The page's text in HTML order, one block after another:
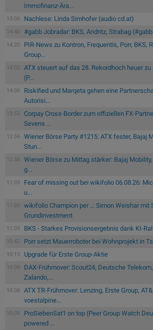
Immofinanz-Ära...
15:00 Nachlese: Linda Simhofer (audio cd.at)
14:40 #gabb Jobradar: BKS, Andritz, Strabag
14:20
PIR-News zu Kontron, Frequentis, Porr, BKS,
Group...
14:02
ATX steuert auf das 28. Rekordhoch heuer
(P...
14:00
Riskified und Marqeta gehen eine
Autorisi...
13:55
Corpay Cross-Border zum offiziellen FX-
Sevens ...
12:59
Wiener Börse Party #1215: ATX fester, Bajaj
Stun...
12:38
Wiener Börse zu Mittag stärker: Bajaj
g...
11:05
Fear of missing out bei wikifolio 06.08.26:
u...
11:05
wikifolio Champion per ..: Simon Weishar mit
Grundinvestment
11:05 BKS - Starkes Provisionsergebnis dank KI-
10:42 Porr setzt Mauerroboter bei Wohnprojekt in
10:15 Upgrade für Erste Group-Aktie
10:09
DAX-Frühmover: Scout24, Deutsche
Zalando,...
10:08
ATX TR-Frühmover: Lenzing, Erste Group,
voestalpine...
10:08
ProSiebenSat1 on top (Peer Group Watch
powered ...